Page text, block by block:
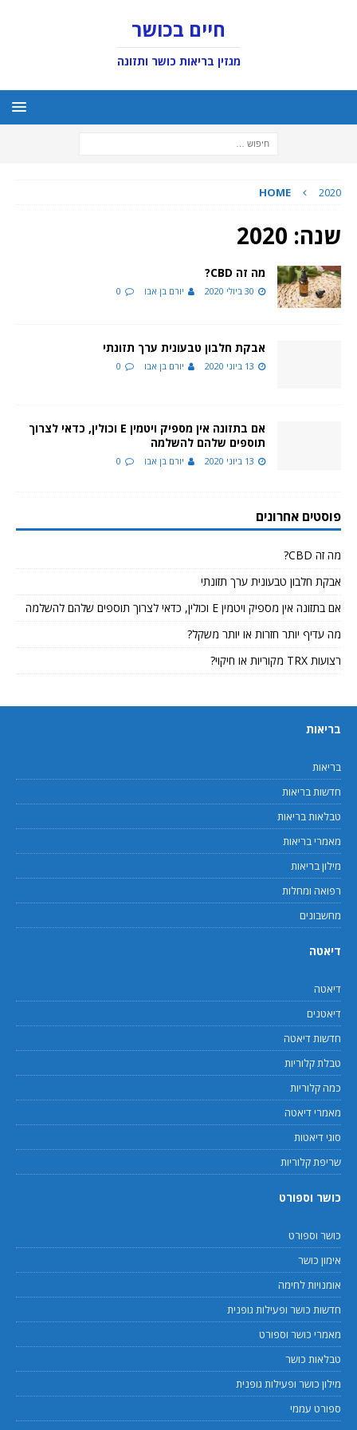
חיים בכושר
מגזין בריאות כושר ותזונה
HOME 2020
שנה: 2020
מה זה CBD?
30 ביולי 2020 יורם בן אבו 0
אבקת חלבון טבעונית ערך תזונתי
13 ביוני 2020 יורם בן אבו 0
אם בתזונה אין מספיק ויטמין E וכולין, כדאי לצרוך
תוספים שלהם להשלמה
13 ביוני 2020 יורם בן אבו 0
פוסטים אחרונים
מה זה CBD?
אבקת חלבון טבעונית ערך תזונתי
אם בתזונה אין מספיק ויטמין E וכולין, כדאי לצרוך תוספים שלהם להשלמה
מה עדיף יותר חזרות או יותר משקל?
רצועות TRX מקוריות או חיקוי?
בריאות
בריאות
חדשות בריאות
טבלאות בריאות
מאמרי בריאות
מילון בריאות
רפואה ומחלות
מחשבונים
דיאטה
דיאטה
דיאטנים
חדשות דיאטה
טבלת קלוריות
כמה קלוריות
מאמרי דיאטה
סוגי דיאטות
שריפת קלוריות
כושר וספורט
כושר וספורט
אימון כושר
אומנויות לחימה
חדשות כושר ופעילות גופנית
מאמרי כושר וספורט
טבלאות כושר
מילון כושר ופעילות גופנית
ספורט עממי